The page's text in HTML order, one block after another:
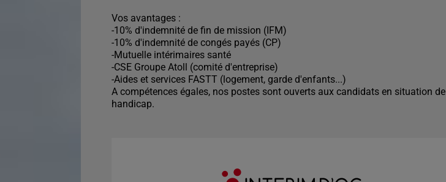
Vos avantages :
-10% d'indemnité de fin de mission (IFM)
-10% d'indemnité de congés payés (CP)
-Mutuelle intérimaires santé
-CSE Groupe Atoll (comité d'entreprise)
-Aides et services FASTT (logement, garde d'enfants...)
A compétences égales, nos postes sont ouverts aux candidats en situation de
handicap.